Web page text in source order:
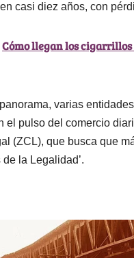
casi diez años, con
Cómo llegan los
varias
el pulso del comercio
(ZCL), que busca que
de la Legalidad’.